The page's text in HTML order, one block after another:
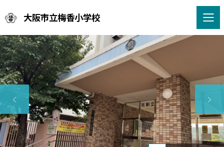
大阪市立梅香小学校